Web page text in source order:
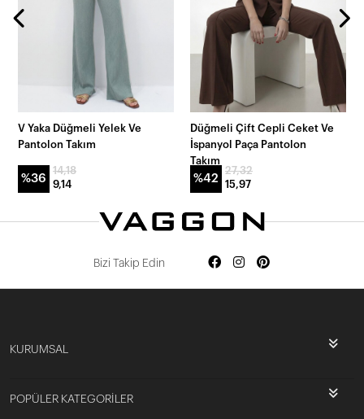
V Yaka Düğmeli Yelek Ve
Pantolon Takım
%36
14,18
9,14
Düğmeli Çift Cepli Ceket Ve
İspanyol Paça Pantolon
Takım
%42
27,32
15,97
Bizi Takip Edin
KURUMSAL
POPÜLER KATEGORİLER